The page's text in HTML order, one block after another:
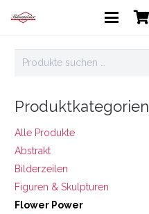
nach:
Produktkategorien
Alle Produkte
Abstrakt
Bilderzeilen
Figuren & Skulpturen
Flower Power